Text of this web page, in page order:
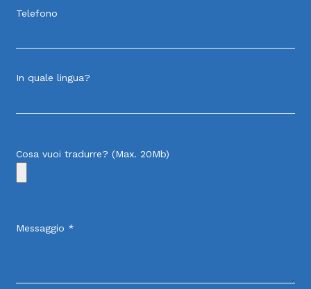
Telefono
In quale lingua?
Cosa vuoi tradurre? (Max. 20Mb)
Messaggio *